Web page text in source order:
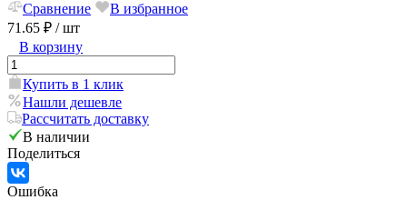
Сравнение
В избранное
71.65 ₽ / шт
В корзину
Купить в 1 клик
Нашли дешевле
Рассчитать доставку
В наличии
Поделиться
Ошибка